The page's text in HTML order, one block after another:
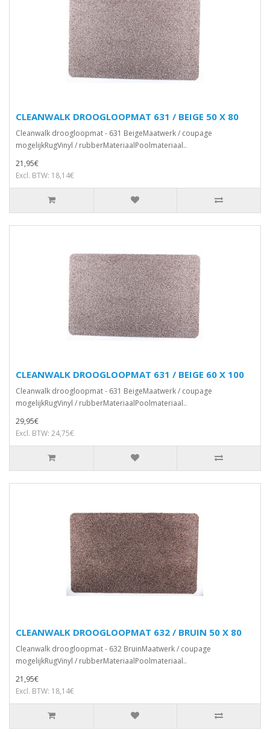
CLEANWALK DROOGLOOPMAT 631 / BEIGE 50 X 80
Cleanwalk droogloopmat - 631 BeigeMaatwerk / coupage
mogelijkRugVinyl / rubberMateriaalPoolmateriaal..
21,95€
Excl. BTW: 18,14€
CLEANWALK DROOGLOOPMAT 631 / BEIGE 60 X 100
Cleanwalk droogloopmat - 631 BeigeMaatwerk / coupage
mogelijkRugVinyl / rubberMateriaalPoolmateriaal..
29,95€
Excl. BTW: 24,75€
CLEANWALK DROOGLOOPMAT 632 / BRUIN 50 X 80
Cleanwalk droogloopmat - 632 BruinMaatwerk / coupage
mogelijkRugVinyl / rubberMateriaalPoolmateriaal..
21,95€
Excl. BTW: 18,14€